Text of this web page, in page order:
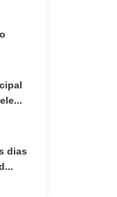
dias